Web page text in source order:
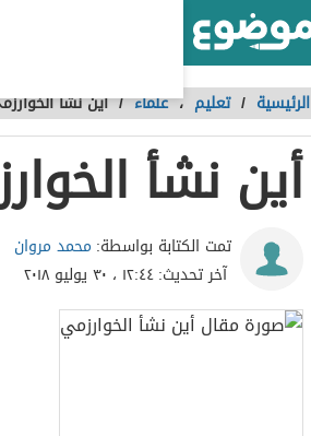
الرئيسية / تعليم ،علماء /أين نشأ
أين نشأ
تمت الكتابة بواسطة: محمد مروان
آخر تحديث:١٢:٤٤ ، ٣٠ يوليو ٢٠١٨